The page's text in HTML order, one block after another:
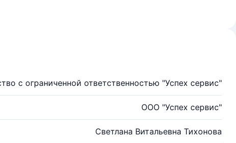
с ограниченной ответственностью "Успех сервис"
ООО "Успех сервис"
Светлана Витальевна Тихонова